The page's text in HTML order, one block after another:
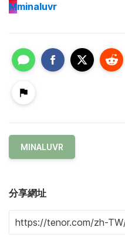
Mminaluvr
MINALUVR
分享網址